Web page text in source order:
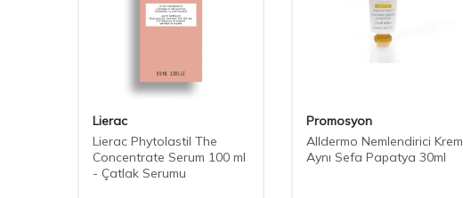
Lierac
Lierac Phytolastil The
Concentrate Serum 100 ml
- Çatlak Serumu
Promosyon
Alldermo Nemlendirici Krem
Aynı Sefa Papatya 30ml